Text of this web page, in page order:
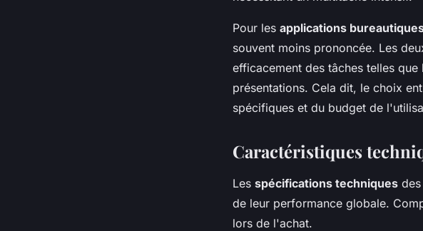
Pour les applications
souvent moins prononcée. Les
efficacement des tâches telles
présentations. Cela dit, le choix
spécifiques et du budget de
Caractéristiques
Les spécifications techniques
de leur performance globale.
lors de l'achat.